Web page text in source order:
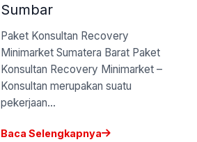
Sumbar
Paket Konsultan Recovery
Minimarket Sumatera Barat Paket
Konsultan Recovery Minimarket –
Konsultan merupakan suatu
pekerjaan...
Baca Selengkapnya